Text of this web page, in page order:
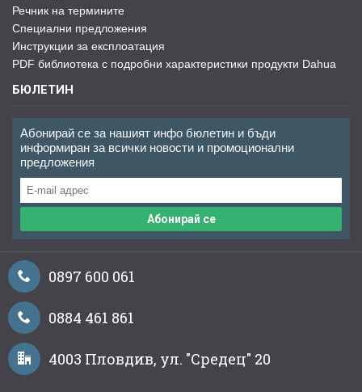
Речник на термините
Специални предложения
Инструкции за експлоатация
PDF библиотека с подробни характеристики продукти Dahua
БЮЛЕТИН
Абонирай се за нашият инфо бюлетин и бъди
информиран за всички новости и промоционални
предложения
Абонирай се
0897 600 061
0884 461 861
4003 Пловдив, ул. "Средец" 20